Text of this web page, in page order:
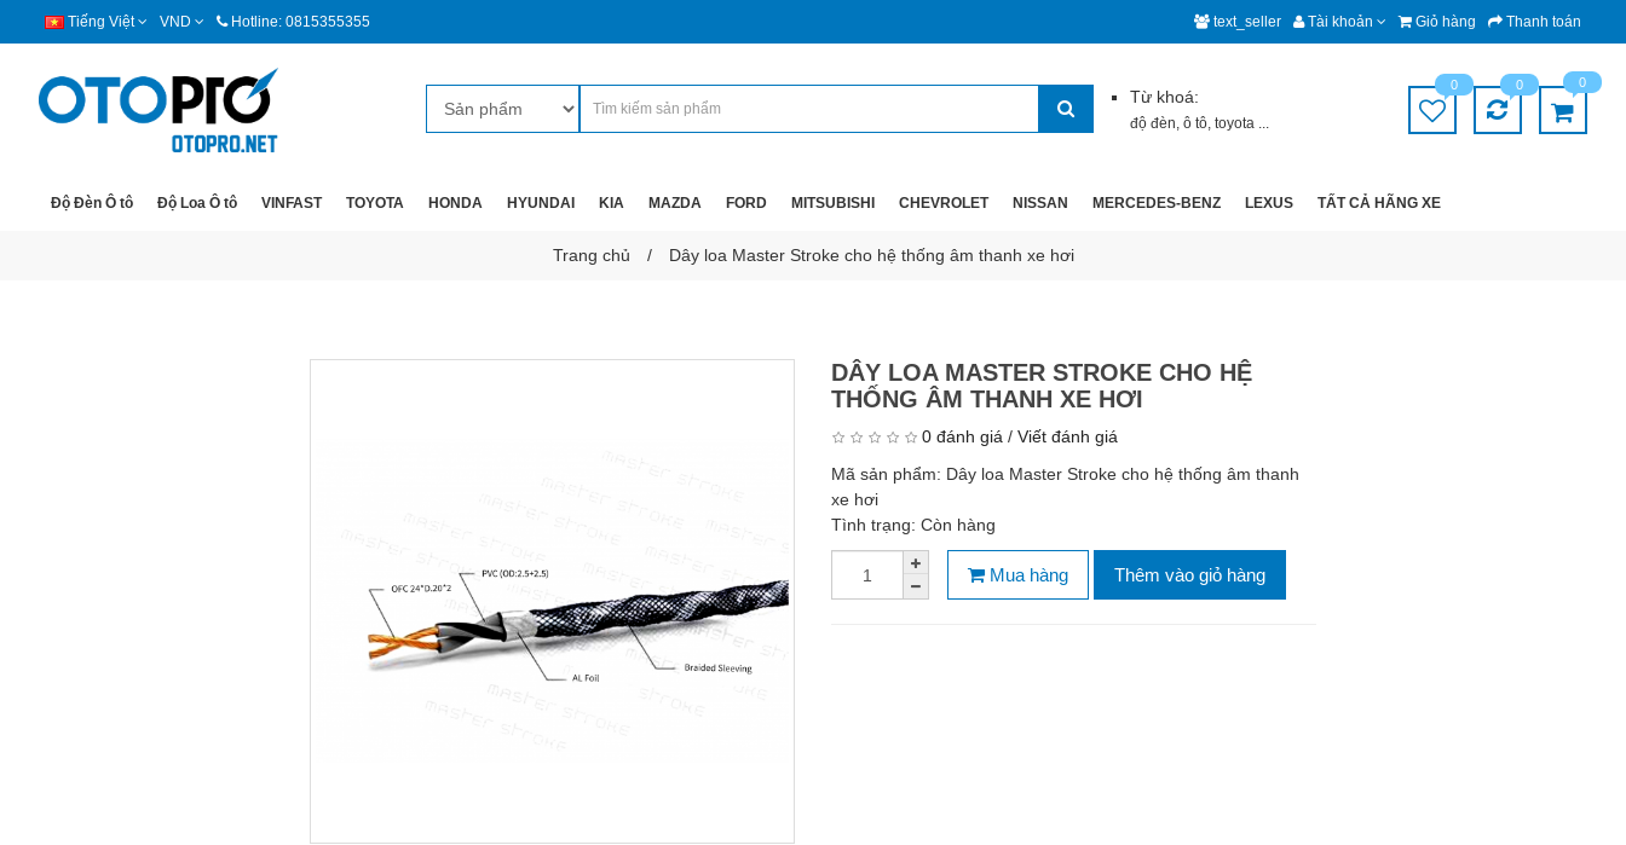
Tiếng Việt VND Hotline: 0815355355 text_seller Tài khoản Giỏ hàng Thanh toán
Từ khoá:
độ đèn,ô tô,toyota ...
0 0 0
Độ Đèn Ô tô Độ Loa Ô tô VINFAST TOYOTA HONDA HYUNDAI KIA MAZDA FORD MITSUBISHI CHEVROLET NISSAN MERCEDES-BENZ LEXUS TẤT CẢ HÃNG XE
Trang chủ Dây loa Master Stroke cho hệ thống âm thanh xe hơi
DÂY LOA MASTER STROKE CHO HỆ
THỐNG ÂM THANH XE HƠI
0 đánh giá / Viết đánh giá
Mã sản phẩm: Dây loa Master Stroke cho hệ thống âm thanh
xe hơi
Tình trạng: Còn hàng
Mua hàng Thêm vào giỏ hàng